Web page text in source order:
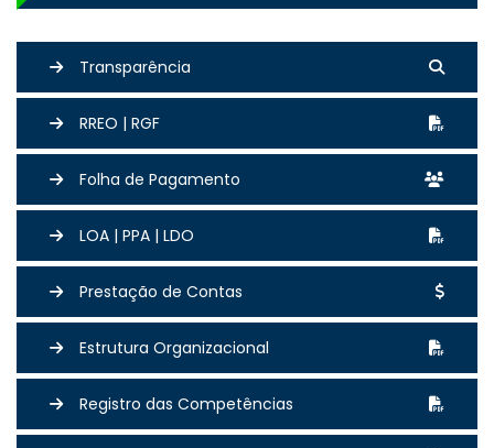
Transparência
RREO | RGF
Folha de Pagamento
LOA | PPA | LDO
Prestação de Contas
Estrutura Organizacional
Registro das Competências